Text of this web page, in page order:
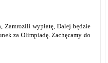
Zamrozili wypłatę, Dalej będzie
za Olimpiadę. Zachęcamy do